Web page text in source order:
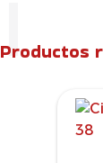
Productos